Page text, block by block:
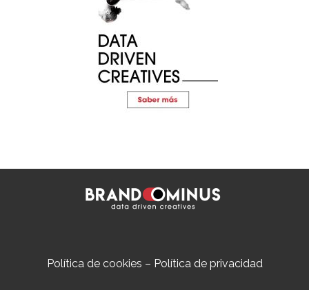
Política de cookies – Política de privacidad